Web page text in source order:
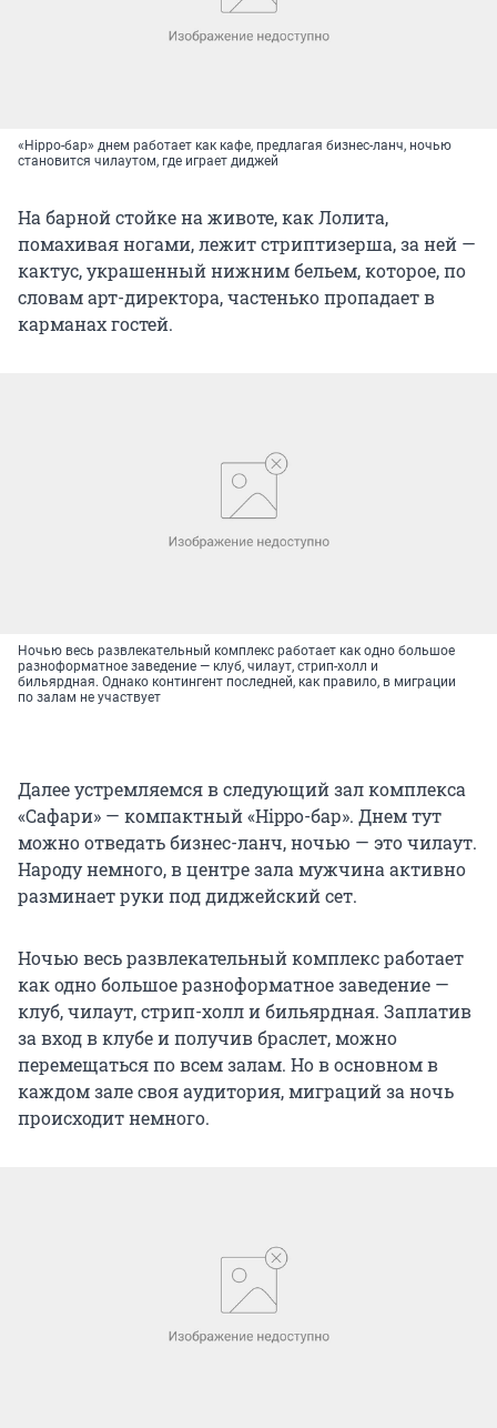
«Hippo-бар» днем работает как кафе, предлагая бизнес-ланч, ночью
становится чилаутом, где играет диджей
На барной стойке на животе, как Лолита,
помахивая ногами, лежит стриптизерша, за ней —
кактус, украшенный нижним бельем, которое, по
словам арт-директора, частенько пропадает в
карманах гостей.
Ночью весь развлекательный комплекс работает как одно большое
разноформатное заведение — клуб, чилаут, стрип-холл и
бильярдная. Однако контингент последней, как правило, в миграции
по залам не участвует
Далее устремляемся в следующий зал комплекса
«Сафари» — компактный «Hippo-бар». Днем тут
можно отведать бизнес-ланч, ночью — это чилаут.
Народу немного, в центре зала мужчина активно
разминает руки под диджейский сет.
Ночью весь развлекательный комплекс работает
как одно большое разноформатное заведение —
клуб, чилаут, стрип-холл и бильярдная. Заплатив
за вход в клубе и получив браслет, можно
перемещаться по всем залам. Но в основном в
каждом зале своя аудитория, миграций за ночь
происходит немного.